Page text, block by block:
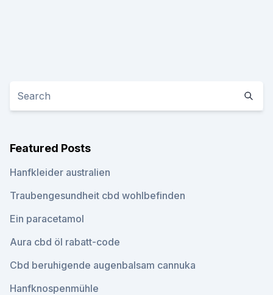
Featured Posts
Hanfkleider australien
Traubengesundheit cbd wohlbefinden
Ein paracetamol
Aura cbd öl rabatt-code
Cbd beruhigende augenbalsam cannuka
Hanfknospenmühle